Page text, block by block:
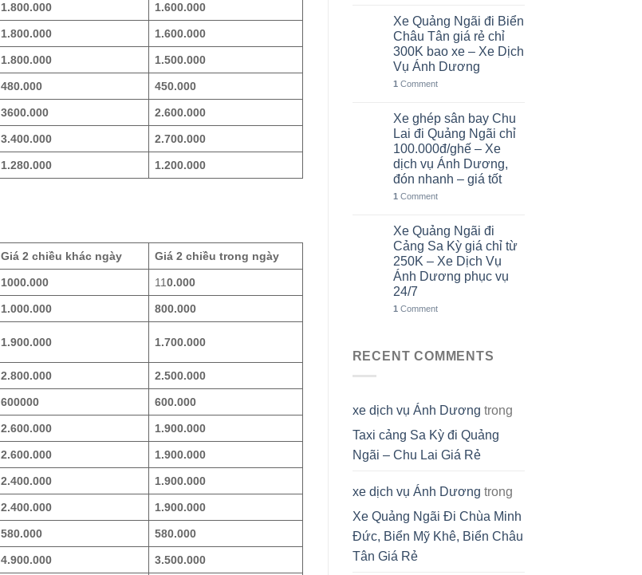
1.800.000 1.600.000
1.800.000 1.600.000
1.800.000 1.500.000
480.000 450.000
3600.000 2.600.000
3.400.000 2.700.000
1.280.000 1.200.000
Giá 2 chiều khác ngày Giá 2 chiều trong ngày
1000.000 110.000
1.000.000 800.000
1.900.000 1.700.000
2.800.000 2.500.000
600000 600.000
2.600.000 1.900.000
2.600.000 1.900.000
2.400.000 1.900.000
2.400.000 1.900.000
580.000 580.000
4.900.000 3.500.000
Xe Quảng Ngãi đi Biển
Châu Tân giá rẻ chỉ
300K bao xe – Xe Dịch
Vụ Ánh Dương
1 Comment
Xe ghép sân bay Chu
Lai đi Quảng Ngãi chỉ
100.000đ/ghế – Xe
dịch vụ Ánh Dương,
đón nhanh – giá tốt
1 Comment
Xe Quảng Ngãi đi
Cảng Sa Kỳ giá chỉ từ
250K – Xe Dịch Vụ
Ánh Dương phục vụ
24/7
1 Comment
RECENT COMMENTS
xe dịch vụ Ánh Dương trong
Taxi cảng Sa Kỳ đi Quảng
Ngãi – Chu Lai Giá Rẻ
xe dịch vụ Ánh Dương trong
Xe Quảng Ngãi Đi Chùa Minh
Đức, Biển Mỹ Khê, Biển Châu
Tân Giá Rẻ